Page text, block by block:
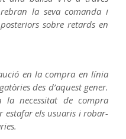
la seva comanda i
sobre retards en
en la compra en línia
des d’aquest gener.
la necessitat de compra
estafar els usuaris i robar-